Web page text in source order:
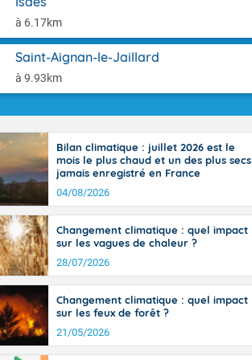
à 6.17km
Saint-Aignan-le-Jaillard
à 9.93km
le Poitou-
8 à 13
26 sur le
le sud-
Bilan climatique : juillet 2026 est le
mois le plus chaud et un des plus secs
jamais enregistré en France
04/08/2026
Changement climatique : quel impact
sur les vagues de chaleur ?
28/07/2026
Changement climatique : quel impact
sur les feux de forêt ?
21/05/2026